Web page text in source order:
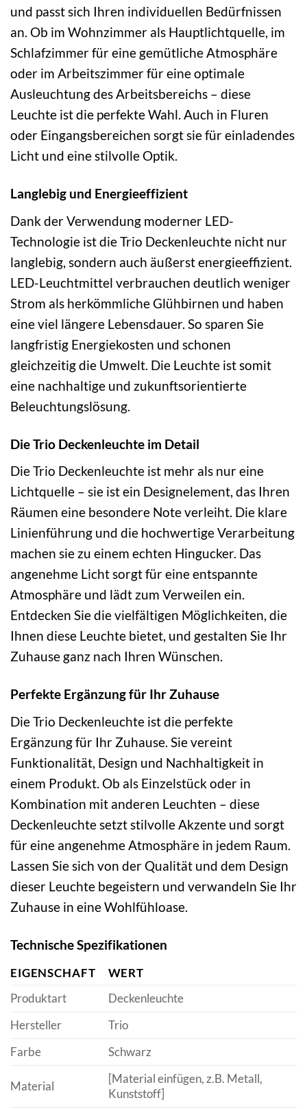
und passt sich Ihren individuellen Bedürfnissen
an. Ob im Wohnzimmer als Hauptlichtquelle, im
Schlafzimmer für eine gemütliche Atmosphäre
oder im Arbeitszimmer für eine optimale
Ausleuchtung des Arbeitsbereichs – diese
Leuchte ist die perfekte Wahl. Auch in Fluren
oder Eingangsbereichen sorgt sie für einladendes
Licht und eine stilvolle Optik.
Langlebig und Energieeffizient
Dank der Verwendung moderner LED-
Technologie ist die Trio Deckenleuchte nicht nur
langlebig, sondern auch äußerst energieeffizient.
LED-Leuchtmittel verbrauchen deutlich weniger
Strom als herkömmliche Glühbirnen und haben
eine viel längere Lebensdauer. So sparen Sie
langfristig Energiekosten und schonen
gleichzeitig die Umwelt. Die Leuchte ist somit
eine nachhaltige und zukunftsorientierte
Beleuchtungslösung.
Die Trio Deckenleuchte im Detail
Die Trio Deckenleuchte ist mehr als nur eine
Lichtquelle – sie ist ein Designelement, das Ihren
Räumen eine besondere Note verleiht. Die klare
Linienführung und die hochwertige Verarbeitung
machen sie zu einem echten Hingucker. Das
angenehme Licht sorgt für eine entspannte
Atmosphäre und lädt zum Verweilen ein.
Entdecken Sie die vielfältigen Möglichkeiten, die
Ihnen diese Leuchte bietet, und gestalten Sie Ihr
Zuhause ganz nach Ihren Wünschen.
Perfekte Ergänzung für Ihr Zuhause
Die Trio Deckenleuchte ist die perfekte
Ergänzung für Ihr Zuhause. Sie vereint
Funktionalität, Design und Nachhaltigkeit in
einem Produkt. Ob als Einzelstück oder in
Kombination mit anderen Leuchten – diese
Deckenleuchte setzt stilvolle Akzente und sorgt
für eine angenehme Atmosphäre in jedem Raum.
Lassen Sie sich von der Qualität und dem Design
dieser Leuchte begeistern und verwandeln Sie Ihr
Zuhause in eine Wohlfühloase.
Technische Spezifikationen
EIGENSCHAFT
WERT
Produktart
Deckenleuchte
Hersteller
Trio
Farbe
Schwarz
Material
[Material einfügen, z.B. Metall,
Kunststoff]